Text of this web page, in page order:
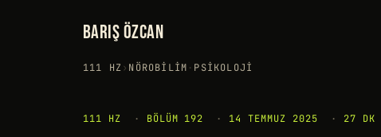
BARIŞ ÖZCAN
111 HZ› NÖROBILIM · PSIKOLOJI
111 HZ · BÖLÜM 192 · 14 TEMMUZ 2025 · 27 DK